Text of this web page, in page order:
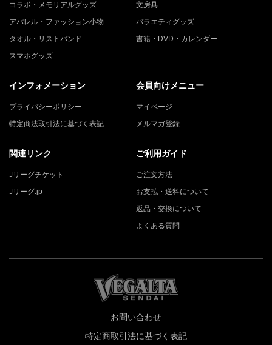
コラボ・メモリアルグッズ
文房具
アパレル・ファッション小物
バラエティグッズ
タオル・リストバンド
書籍・DVD・カレンダー
スマホグッズ
インフォメーション
プライバシーポリシー
特定商法取引法に基づく表記
会員向けメニュー
マイページ
メルマガ登録
関連リンク
Jリーグチケット
Jリーグ.jp
ご利用ガイド
ご注文方法
お支払・送料について
返品・交換について
よくある質問
お問い合わせ
特定商取引法に基づく表記